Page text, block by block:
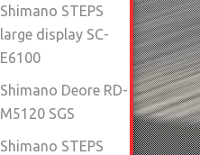
Shimano STEPS
large display SC-
E6100
Shimano Deore RD-
M5120 SGS
Shimano STEPS